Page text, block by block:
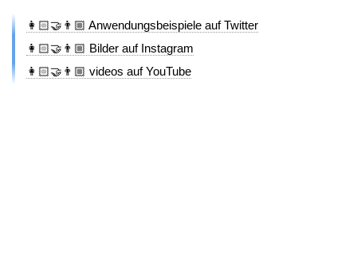
👩🏻‍🤝‍👨🏼 Anwendungsbeispiele auf Twitter
👩🏻‍🤝‍👨🏼 Bilder auf Instagram
👩🏻‍🤝‍👨🏼 videos auf YouTube